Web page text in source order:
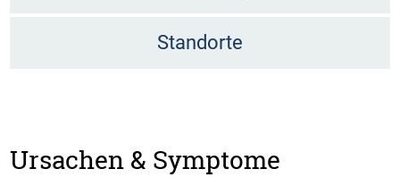
Standorte
Ursachen & Symptome